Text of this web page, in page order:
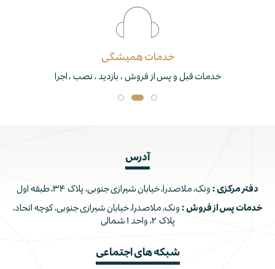
خدمات همیشگی
خدمات قبل و پس از فروش ، بازدید ، نصب ، اجرا
آدرس
دفتر مرکزی : ونک، ملاصدرا، خیابان شیرازی جنوبی، پلاک ۳۴، طبقه اول
خدمات پس از فروش : ونک، ملاصدرا، خیابان شیرازی جنوبی، کوچه اتحاد،
پلاک ۲، واحد ۱ شمالی
شبکه های اجتماعی